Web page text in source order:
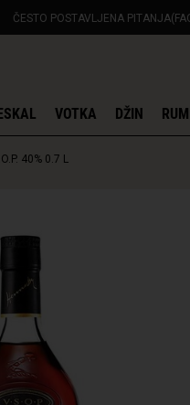
ČESTO POSTAVLJENA
VOTKA DŽIN RUM
40% 0.7 L